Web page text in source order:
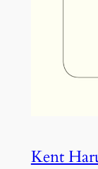
Kent